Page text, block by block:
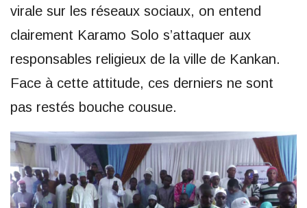
virale sur les réseaux sociaux, on entend
clairement Karamo Solo s’attaquer aux
responsables religieux de la ville de Kankan.
Face à cette attitude, ces derniers ne sont
pas restés bouche cousue.